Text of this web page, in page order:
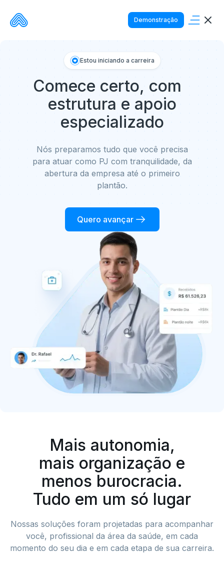
Demonstração
Estou iniciando a carreira
Comece certo, com
estrutura e apoio
especializado
Nós preparamos tudo que você precisa
para atuar como PJ com tranquilidade, da
abertura da empresa até o primeiro
plantão.
Quero avançar
Mais autonomia,
mais organização e
menos burocracia.
Tudo em um só lugar
Nossas soluções foram projetadas para acompanhar
você, profissional da área da saúde, em cada
momento do seu dia e em cada etapa de sua carreira.